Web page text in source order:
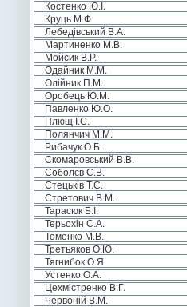
Костенко Ю.І.
Круць М.Ф.
Лебедівський В.А.
Мартиненко М.В.
Мойсик В.Р.
Одайник М.М.
Олійник П.М.
Оробець Ю.М.
Павленко Ю.О.
Плющ І.С.
Полянчич М.М.
Рибачук О.Б.
Скомаровський В.В.
Соболєв С.В.
Стецьків Т.С.
Стретович В.М.
Тарасюк Б.І.
Терьохін С.А.
Томенко М.В.
Третьяков О.Ю.
Тягнибок О.Я.
Устенко О.А.
Цехмістренко В.Г.
Червоній В.М.